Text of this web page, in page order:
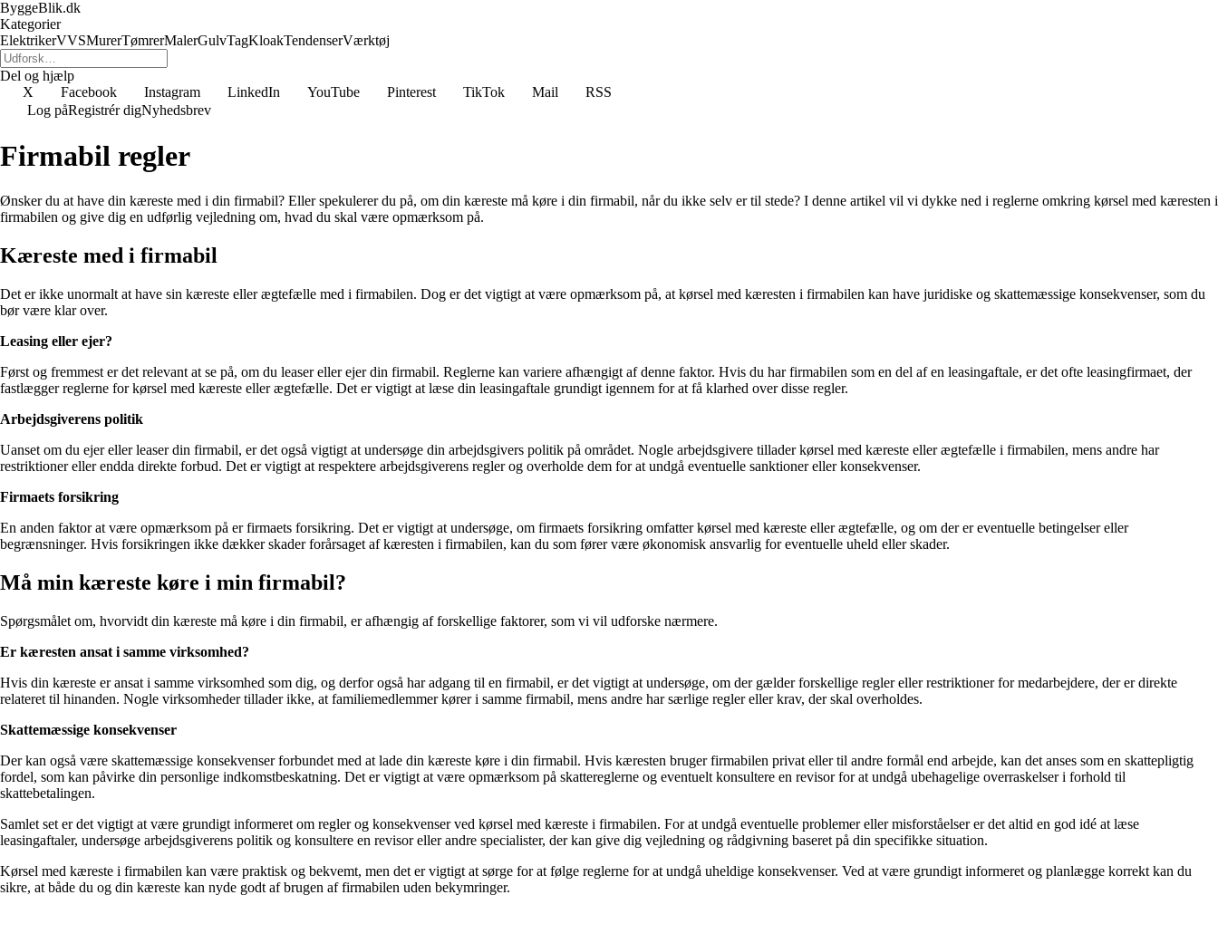
ByggeBlik.dk
Kategorier
ElektrikerVVSMurerTømrerMalerGulvTagKloakTendenserVærktøj
Del og hjælp
X
Facebook Instagram LinkedIn YouTube Pinterest TikTok Mail
RSS
Log påRegistrér digNyhedsbrev
Firmabil regler
Ønsker du at have din kæreste med i din firmabil? Eller spekulerer du på, om din kæreste må køre i din firmabil, når du ikke selv er til stede? I denne artikel vil vi dykke ned i reglerne omkring kørsel med kæresten i
firmabilen og give dig en udførlig vejledning om, hvad du skal være opmærksom på.
Kæreste med i firmabil
Det er ikke unormalt at have sin kæreste eller ægtefælle med i firmabilen. Dog er det vigtigt at være opmærksom på, at kørsel med kæresten i firmabilen kan have juridiske og skattemæssige konsekvenser, som du
bør være klar over.
Leasing eller ejer?
Først og fremmest er det relevant at se på, om du leaser eller ejer din firmabil. Reglerne kan variere afhængigt af denne faktor. Hvis du har firmabilen som en del af en leasingaftale, er det ofte leasingfirmaet, der
fastlægger reglerne for kørsel med kæreste eller ægtefælle. Det er vigtigt at læse din leasingaftale grundigt igennem for at få klarhed over disse regler.
Arbejdsgiverens politik
Uanset om du ejer eller leaser din firmabil, er det også vigtigt at undersøge din arbejdsgivers politik på området. Nogle arbejdsgivere tillader kørsel med kæreste eller ægtefælle i firmabilen, mens andre har
restriktioner eller endda direkte forbud. Det er vigtigt at respektere arbejdsgiverens regler og overholde dem for at undgå eventuelle sanktioner eller konsekvenser.
Firmaets forsikring
En anden faktor at være opmærksom på er firmaets forsikring. Det er vigtigt at undersøge, om firmaets forsikring omfatter kørsel med kæreste eller ægtefælle, og om der er eventuelle betingelser eller
begrænsninger. Hvis forsikringen ikke dækker skader forårsaget af kæresten i firmabilen, kan du som fører være økonomisk ansvarlig for eventuelle uheld eller skader.
Må min kæreste køre i min firmabil?
Spørgsmålet om, hvorvidt din kæreste må køre i din firmabil, er afhængig af forskellige faktorer, som vi vil udforske nærmere.
Er kæresten ansat i samme virksomhed?
Hvis din kæreste er ansat i samme virksomhed som dig, og derfor også har adgang til en firmabil, er det vigtigt at undersøge, om der gælder forskellige regler eller restriktioner for medarbejdere, der er direkte
relateret til hinanden. Nogle virksomheder tillader ikke, at familiemedlemmer kører i samme firmabil, mens andre har særlige regler eller krav, der skal overholdes.
Skattemæssige konsekvenser
Der kan også være skattemæssige konsekvenser forbundet med at lade din kæreste køre i din firmabil. Hvis kæresten bruger firmabilen privat eller til andre formål end arbejde, kan det anses som en skattepligtig
fordel, som kan påvirke din personlige indkomstbeskatning. Det er vigtigt at være opmærksom på skattereglerne og eventuelt konsultere en revisor for at undgå ubehagelige overraskelser i forhold til
skattebetalingen.
Samlet set er det vigtigt at være grundigt informeret om regler og konsekvenser ved kørsel med kæreste i firmabilen. For at undgå eventuelle problemer eller misforståelser er det altid en god idé at læse
leasingaftaler, undersøge arbejdsgiverens politik og konsultere en revisor eller andre specialister, der kan give dig vejledning og rådgivning baseret på din specifikke situation.
Kørsel med kæreste i firmabilen kan være praktisk og bekvemt, men det er vigtigt at sørge for at følge reglerne for at undgå uheldige konsekvenser. Ved at være grundigt informeret og planlægge korrekt kan du
sikre, at både du og din kæreste kan nyde godt af brugen af firmabilen uden bekymringer.